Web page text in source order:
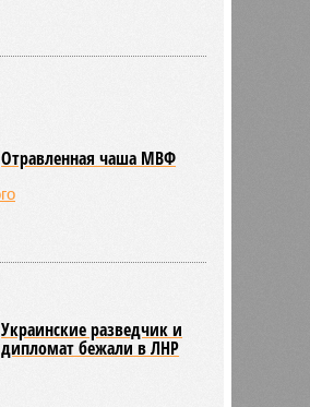
Отравленная чаша МВФ
Украинские разведчик и
дипломат бежали в ЛНР